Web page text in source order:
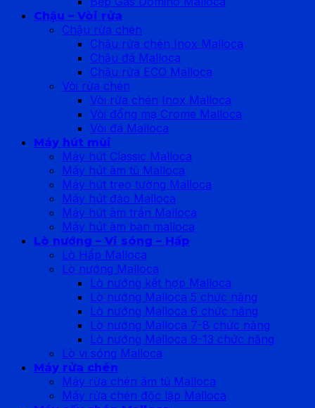
Chậu – Vòi rửa
Chậu rửa chén
Chậu rửa chén Inox Malloca
Chậu đá Malloca
Chậu rửa ECO Malloca
Vòi rửa chén
Vòi rửa chén Inox Malloca
Vòi đồng mạ Crome Malloca
Vòi đá Malloca
Máy hút mùi
Máy hút Classic Malloca
Máy hút âm tủ Malloca
Máy hút treo tường Malloca
Máy hút đảo Malloca
Máy hút âm trần Malloca
Máy hút âm bàn malloca
Lò nướng – Vi sóng – Hấp
Lò Hấp Malloca
Lò nướng Malloca
Lò nướng kết hợp Malloca
Lò nướng Malloca 5 chức năng
Lò nướng Malloca 6 chức năng
Lò nướng Malloca 7-8 chức năng
Lò nướng Malloca 9-13 chức năng
Lò vi sóng Malloca
Máy rửa chén
Máy rửa chén âm tủ Malloca
Máy rửa chén độc lập Malloca